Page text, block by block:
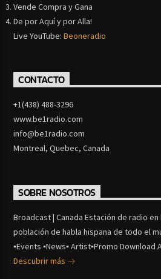
Vende Compra y Gana
De por Aquí y por Alla!
Live YouTube:Beoneradio
CONTACTO
+1(438) 488-3296
www.be1radio.com
info@be1radio.com
Montreal, Quebec, Canada
SOBRE NOSOTROS
Broadcast | Canada Estación de radio en
población de habla hispana de todo el
▪Events ▪News▪ Artist▪Promo Download
Descubrir más